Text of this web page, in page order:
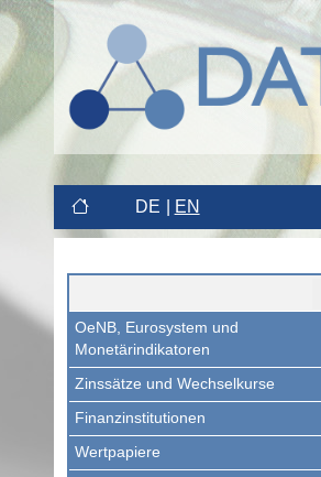
DE EN
OeNB, Eurosystem und
Monetärindikatoren
Zinssätze und Wechselkurse
Finanzinstitutionen
Wertpapiere